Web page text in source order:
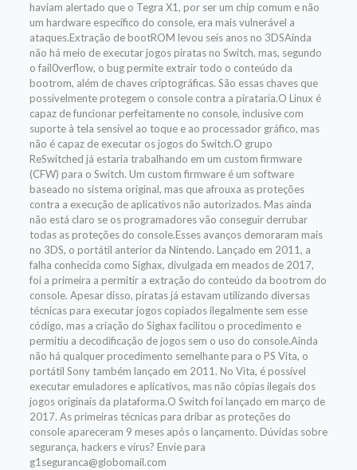
haviam alertado que o Tegra X1, por ser um chip comum e não
um hardware específico do console, era mais vulnerável a
ataques.Extração de bootROM levou seis anos no 3DSAinda
não há meio de executar jogos piratas no Switch, mas, segundo
o fail0verflow, o bug permite extrair todo o conteúdo da
bootrom, além de chaves criptográficas. São essas chaves que
possivelmente protegem o console contra a pirataria.O Linux é
capaz de funcionar perfeitamente no console, inclusive com
suporte à tela sensível ao toque e ao processador gráfico, mas
não é capaz de executar os jogos do Switch.O grupo
ReSwitched já estaria trabalhando em um custom firmware
(CFW) para o Switch. Um custom firmware é um software
baseado no sistema original, mas que afrouxa as proteções
contra a execução de aplicativos não autorizados. Mas ainda
não está claro se os programadores vão conseguir derrubar
todas as proteções do console.Esses avanços demoraram mais
no 3DS, o portátil anterior da Nintendo. Lançado em 2011, a
falha conhecida como Sighax, divulgada em meados de 2017,
foi a primeira a permitir a extração do conteúdo da bootrom do
console. Apesar disso, piratas já estavam utilizando diversas
técnicas para executar jogos copiados ilegalmente sem esse
código, mas a criação do Sighax facilitou o procedimento e
permitiu a decodificação de jogos sem o uso do console.Ainda
não há qualquer procedimento semelhante para o PS Vita, o
portátil Sony também lançado em 2011. No Vita, é possível
executar emuladores e aplicativos, mas não cópias ilegais dos
jogos originais da plataforma.O Switch foi lançado em março de
2017. As primeiras técnicas para dribar as proteções do
console apareceram 9 meses após o lançamento. Dúvidas sobre
segurança, hackers e vírus? Envie para
g1seguranca@globomail.com